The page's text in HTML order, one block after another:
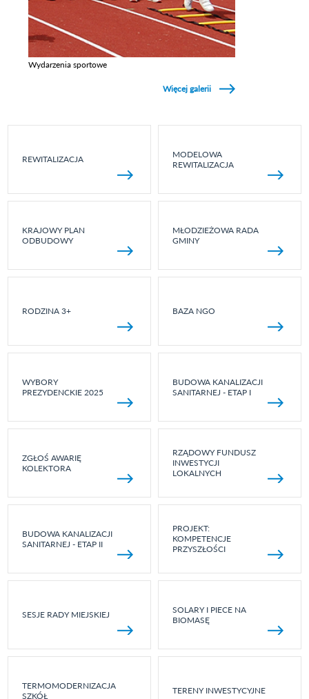
Wydarzenia sportowe
Więcej galerii
REWITALIZACJA
MODELOWA
REWITALIZACJA
KRAJOWY PLAN
ODBUDOWY
MŁODZIEŻOWA RADA
GMINY
RODZINA 3+ BAZA NGO
WYBORY
PREZYDENCKIE 2025
BUDOWA KANALIZACJI
SANITARNEJ - ETAP I
ZGŁOŚ AWARIĘ
KOLEKTORA
RZĄDOWY FUNDUSZ
INWESTYCJI
LOKALNYCH
BUDOWA KANALIZACJI
SANITARNEJ - ETAP II
PROJEKT:
KOMPETENCJE
PRZYSZŁOŚCI
SESJE RADY MIEJSKIEJ
SOLARY I PIECE NA
BIOMASĘ
TERMOMODERNIZACJA
SZKÓŁ
TERENY INWESTYCYJNE